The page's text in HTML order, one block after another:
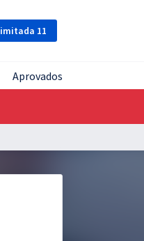
11
Aprovados